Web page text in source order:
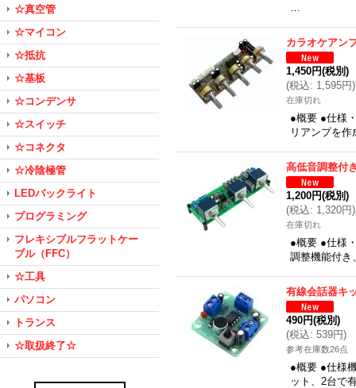
☆真空管
☆マイコン
☆抵抗
☆基板
☆コンデンサ
☆スイッチ
☆コネクタ
☆冷陰極管
LEDバックライト
プログラミング
フレキシブルフラットケー
ブル（FFC）
☆工具
パソコン
トランス
☆取扱終了☆
…
カラオケアン
1,450円(税別)
(税込: 1,595円)
在庫切れ
●概要 ●仕様
リアンプを
高低音調整付
1,200円(税別)
(税込: 1,320円)
在庫切れ
●概要 ●仕様
調整機能付き
有線会話器キ
490円(税別)
(税込: 539円)
参考在庫数26点
●概要 ●仕様
ット、2台で